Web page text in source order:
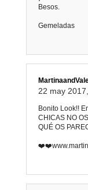
Besos.
Gemeladas
22 may
Bonito Look!!
CHICAS NO
QUÉ OS